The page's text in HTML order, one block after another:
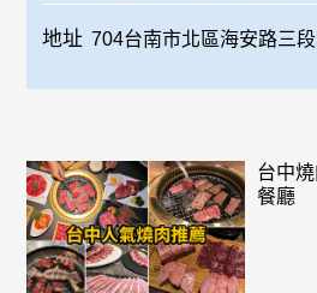
地址 704台南市北區海安路三
台中
餐廳